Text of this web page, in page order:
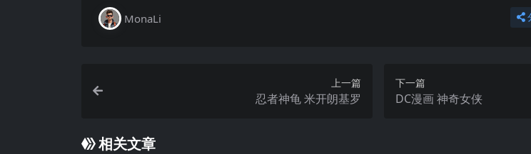
MonaLi
上一篇
忍者神龟 米开朗基罗
下一篇
DC漫画 神奇女侠
相关文章